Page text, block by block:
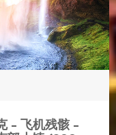
- 飞机残骸 -